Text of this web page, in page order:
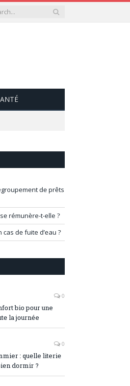
de prêts
rémunère-t-elle ?
de fuite d’eau ?
0
bio pour une
la journée
0
: quelle literie
dormir ?